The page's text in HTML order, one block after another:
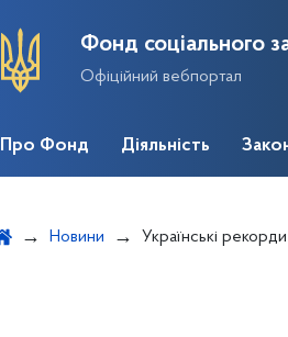
Фонд соціального
Офіційний вебпортал
Про Фонд Діяльність
Новини Українські рекорди